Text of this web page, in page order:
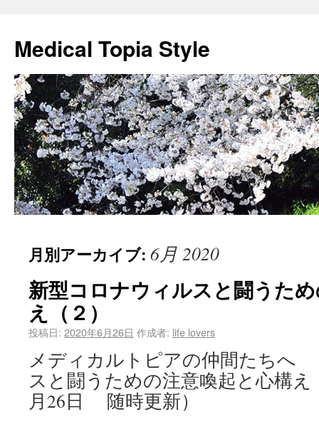
Medical Topia Style
月別アーカイブ: 6月 2020
新型コロナウィルスと闘うた
え（２）
投稿日: 2020年6月26日 作成者: life lovers
メディカルトピアの仲間たちへ
スと闘うための注意喚起と心構
月26日 随時更新）